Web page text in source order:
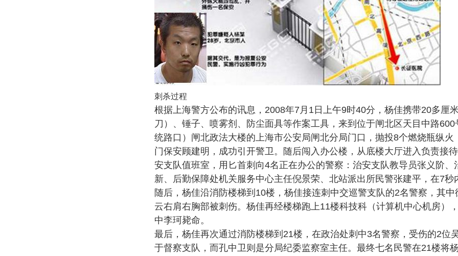
刺杀过程
根据上海警方公布的讯息，2008年7月1日上午9时40分，杨佳携带20多厘
刀）、锤子、喷雾剂、防尘面具等作案工具，来到位于闸北区天目中路
统路口）闸北政法大楼的上海市公安局闸北分局门口，抛投8个燃烧瓶纵火
门保安顾建明，成功引开警卫。随后闯入办公楼，从底楼大厅进入负责接
安支队值班室，用匕首刺向4名正在办公的警察：治安支队教导员张义阶、
新、后勤保障处机关服务中心主任倪景荣、北站派出所民警张建平，在7秒
随后，杨佳沿消防楼梯到10楼，杨佳接连刺中交巡警支队的2名警察，其
云右肩右胸部被刺伤。杨佳再经楼梯跑上11楼科技科（计算机中心机房）
中李珂毙命。
最后，杨佳再次通过消防楼梯到21楼，在政治处刺中3名警察，受伤的2位
于督察支队，而孔中卫则是分局纪委监察室主任。最终七名民警在21楼将